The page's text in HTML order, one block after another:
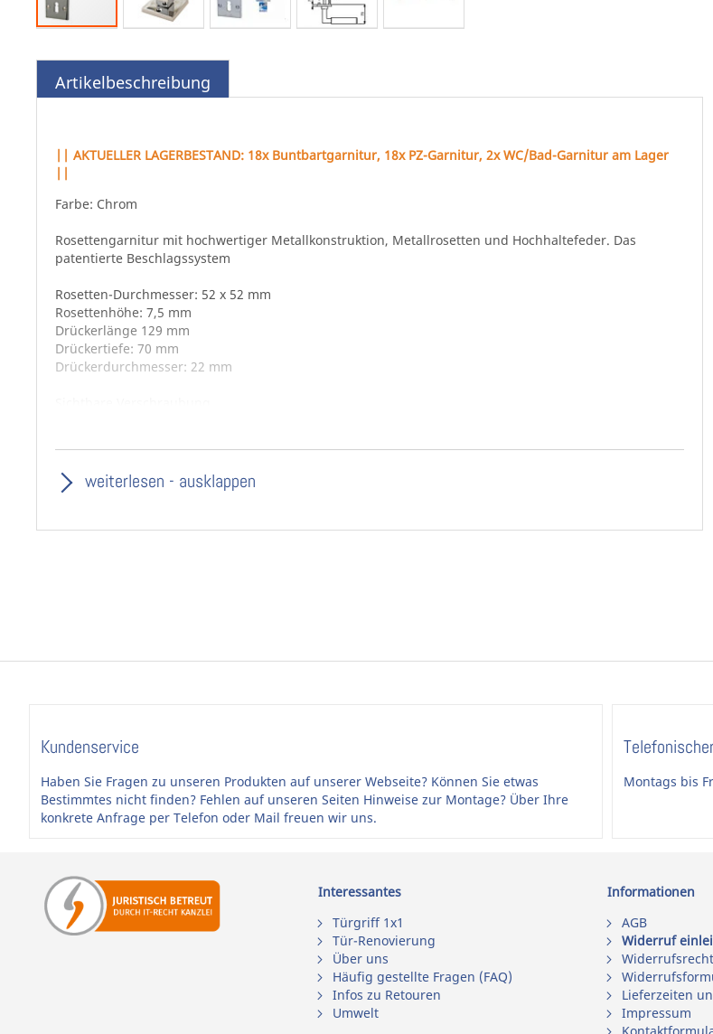
Anfang
Bildgalerie
Artikelbeschreibung
|| AKTUELLER LAGERBESTAND: 18x Buntbartgarnitur, 18x PZ-Garnitur, 2x WC/Bad-Garnitur am Lager
||
Farbe: Chrom
Rosettengarnitur mit hochwertiger Metallkonstruktion, Metallrosetten und Hochhaltefeder. Das
patentierte Beschlagssystem
Rosetten-Durchmesser: 52 x 52 mm
Rosettenhöhe: 7,5 mm
Drückerlänge 129 mm
Drückertiefe: 70 mm
Drückerdurchmesser: 22 mm
Schrauben ggf. selbst gekürzt werden.
Bürogebäude mit Publikumsverkehr).
Ausführungen und Technik
Diese Zimmertürgarnitur ist bestens in derAusführung Buntbart
Für das Badezimmer bzw. die Gästetoilette empfehlen wir die
. Die WC-
Verriegelung von innen erfolgt mittels eines Riegels.
Der Schlüssel kann nicht verloren gehen. Im Notfall kommt schnelle
Hilfe von außen durch ein Geldstück, mit dem die Schlitzschraube gedreht werden kann, nach innen
Es wird ein WC-Einsteckschloss in der Tür benötigt. Sollten Sie
jetzt noch ein Buntbart-Schloss in Ihrer WC-Tür verbaut haben, empfehlen wir den Austausch des
weiterlesen - ausklappen
Kundenservice
Haben Sie Fragen zu unseren Produkten auf unserer Webseite? Können Sie etwas
Bestimmtes nicht finden? Fehlen auf unseren Seiten Hinweise zur Montage? Über Ihre
konkrete Anfrage per Telefon oder Mail freuen wir uns.
Montags bis
Interessantes
Türgriff 1x1
Tür-Renovierung
Über uns
Häufig gestellte Fragen (FAQ)
Infos zu Retouren
Umwelt
Informationen
AGB
Widerruf
Lieferzeiten
Impressum